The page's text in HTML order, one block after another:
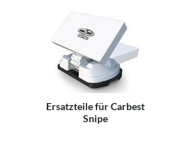
Ersatzteile für Carbest
Snipe